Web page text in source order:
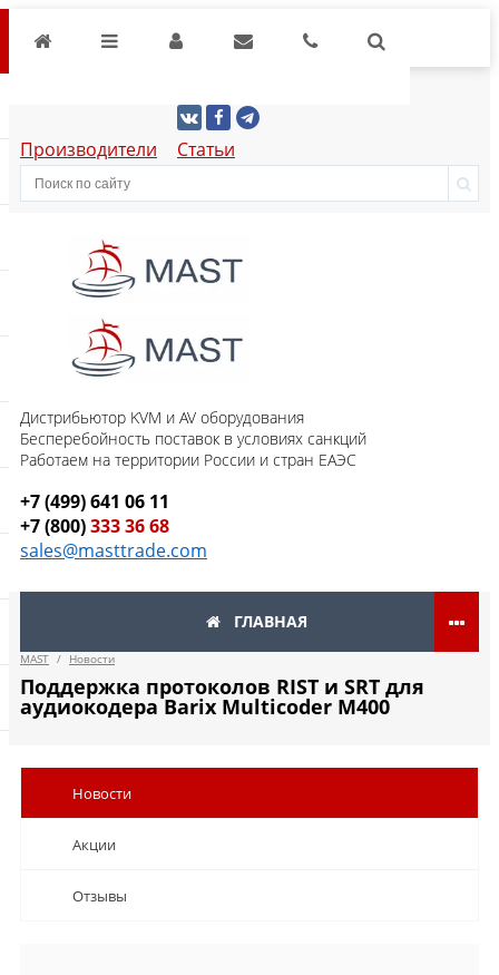
Производители Статьи
Дистрибьютор KVM и AV оборудования
Бесперебойность поставок в условиях санкций
Работаем на территории России и стран ЕАЭС
+7 (499) 641 06 11
+7 (800)333 36 68
sales@masttrade.com
ГЛАВНАЯ
MAST / Новости
Поддержка протоколов RIST и SRT для
аудиокодера Barix Multicoder M400
Новости
Акции
Отзывы